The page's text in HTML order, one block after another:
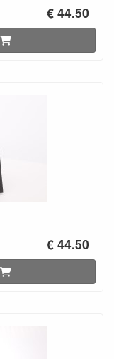
€ 44.50
€ 44.50